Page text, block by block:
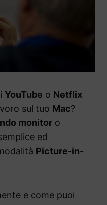
YouTube o Netflix
sul tuo Mac?
monitor o
ed
Picture-in-
e come puoi